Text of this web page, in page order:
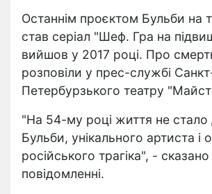
Останнім проєктом Бульби на
став серіал "Шеф. Гра на
вийшов у 2017 році. Про
розповіли у прес-службі
Петербурзького театру
"На 54-му році життя не
Бульби, унікального артиста і
російського трагіка", - сказано
повідомленні.